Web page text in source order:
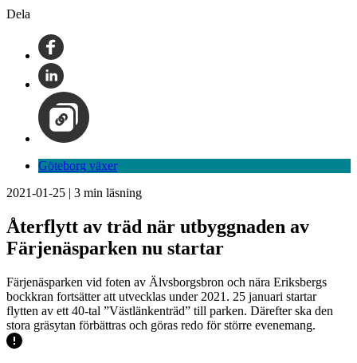
Dela
Göteborg växer
2021-01-25 | 3 min läsning
Återflytt av träd när utbyggnaden av
Färjenäsparken nu startar
Färjenäsparken vid foten av Älvsborgsbron och nära Eriksbergs
bockkran fortsätter att utvecklas under 2021. 25 januari startar
flytten av ett 40-tal ”Västlänkenträd” till parken. Därefter ska den
stora gräsytan förbättras och göras redo för större evenemang.